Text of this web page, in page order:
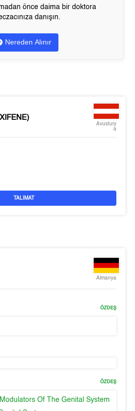
önce daima bir doktora
danışın.
Nereden Alınır
Avustury
a
TALIMAT
Almanya
ÖZDEŞ
ÖZDEŞ
Of The Genital System